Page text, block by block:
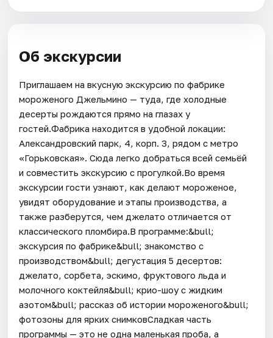
Об экскурсии
Приглашаем на вкусную экскурсию по фабрике
мороженого Джельмино — туда, где холодные
десерты рождаются прямо на глазах у
гостей.Фабрика находится в удобной локации:
Александровский парк, 4, корп. 3, рядом с метро
«Горьковская». Сюда легко добраться всей семьёй
и совместить экскурсию с прогулкой.Во время
экскурсии гости узнают, как делают мороженое,
увидят оборудование и этапы производства, а
также разберутся, чем джелато отличается от
классического пломбира.В программе:&bull;
экскурсия по фабрике&bull; знакомство с
производством&bull; дегустация 5 десертов:
джелато, сорбета, эскимо, фруктового льда и
молочного коктейля&bull; крио-шоу с жидким
азотом&bull; рассказ об истории мороженого&bull;
фотозоны для ярких снимковСладкая часть
программы — это не одна маленькая проба, а